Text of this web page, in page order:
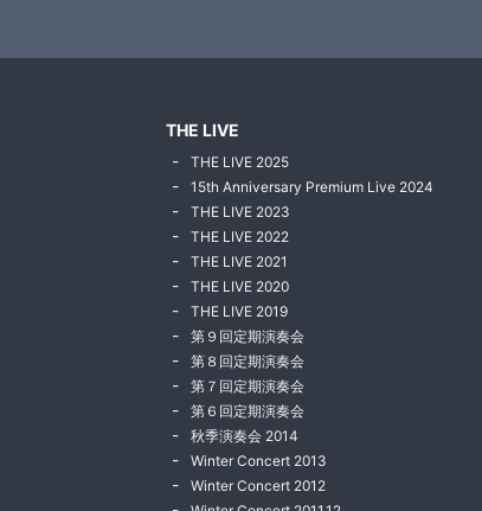
THE LIVE
THE LIVE 2025
15th Anniversary Premium Live 2024
THE LIVE 2023
THE LIVE 2022
THE LIVE 2021
THE LIVE 2020
THE LIVE 2019
第９回定期演奏会
第８回定期演奏会
第７回定期演奏会
第６回定期演奏会
秋季演奏会 2014
Winter Concert 2013
Winter Concert 2012